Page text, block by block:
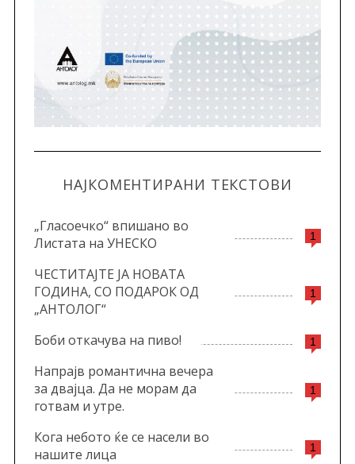
НАЈКОМЕНТИРАНИ ТЕКСТОВИ
1
„Гласоечко“ впишано во
Листата на УНЕСКО
1
ЧЕСТИТАЈТЕ ЈА НОВАТА
ГОДИНА, СО ПОДАРОК ОД
„АНТОЛОГ“
1
Боби откачува на пиво!
1
Напрајв романтична вечера
за двајца. Да не морам да
готвам и утре.
1
Кога небото ќе се насели во
нашите лица